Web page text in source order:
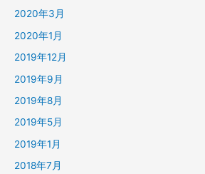
2020年3月
2020年1月
2019年12月
2019年9月
2019年8月
2019年5月
2019年1月
2018年7月